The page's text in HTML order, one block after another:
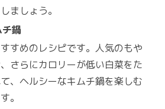
ましょう。
鍋
すめのレシピです。人気のもや
さらにカロリーが低い白菜をた
、ヘルシーなキムチ鍋を楽しむ
。